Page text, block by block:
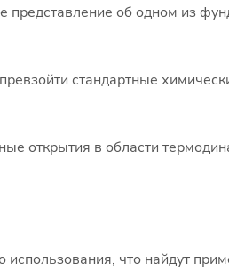
представление об одном из
стандартные
открытия в области
что найдут